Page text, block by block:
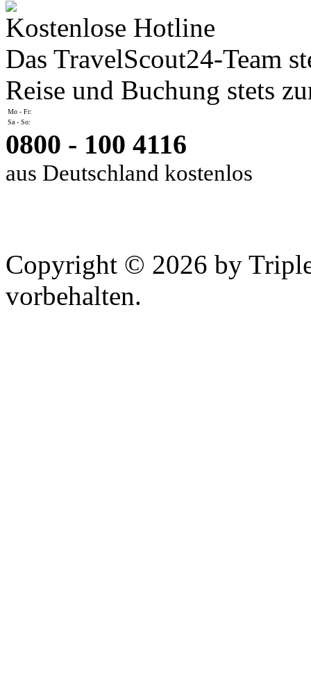
Kostenlose Hotline
Das TravelScout24-Team
Reise und Buchung stets
Mo - Fr:
Sa - So:
0800 - 100 4116
aus Deutschland kostenlos
Copyright © 2026 by
vorbehalten.